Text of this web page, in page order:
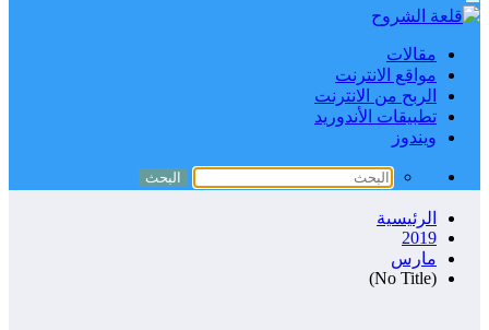
مقالات
مواقع الانترنت
الربح من الانترنت
تطبيقات الأندوريد
ويندوز
الرئيسية
2019
مارس
(No Title)